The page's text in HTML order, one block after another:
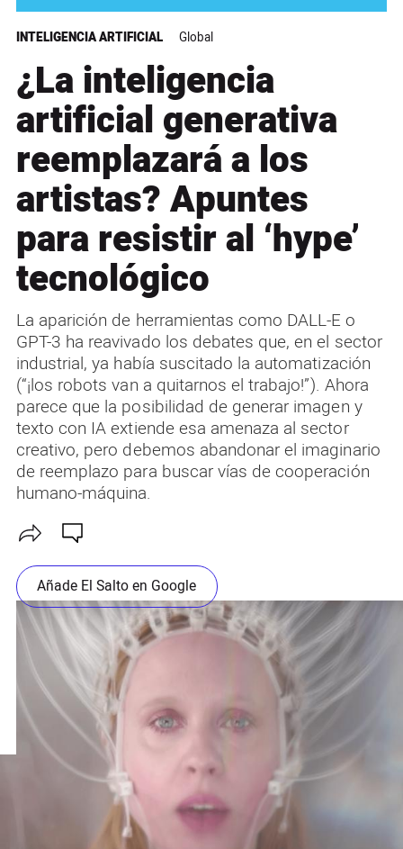
INTELIGENCIA ARTIFICIAL Global
¿La inteligencia
artificial generativa
reemplazará a los
artistas? Apuntes
para resistir al ‘hype’
tecnológico
La aparición de herramientas como DALL-E o
GPT-3 ha reavivado los debates que, en el sector
industrial, ya había suscitado la automatización
(“¡los robots van a quitarnos el trabajo!”). Ahora
parece que la posibilidad de generar imagen y
texto con IA extiende esa amenaza al sector
creativo, pero debemos abandonar el imaginario
de reemplazo para buscar vías de cooperación
humano-máquina.
Añade El Salto en Google